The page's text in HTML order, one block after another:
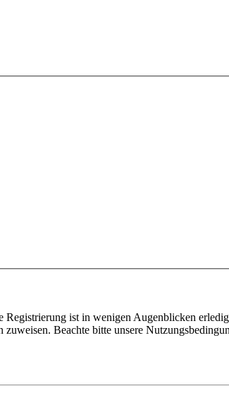
ist in wenigen Augenblicken
Beachte bitte unsere